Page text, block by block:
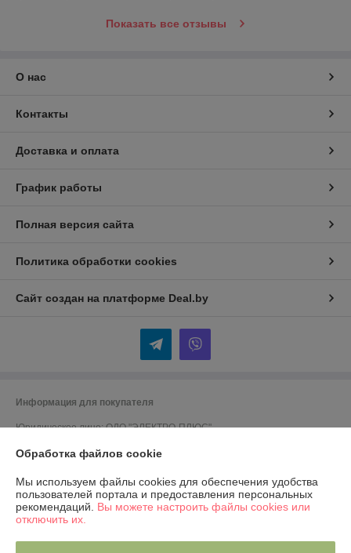
Показать все отзывы
О нас
Контакты
Доставка и оплата
График работы
Полная версия сайта
Политика обработки cookies
Сайт создан на платформе Deal.by
Информация для покупателя
Юридическое лицо:ОДО "ЭЛЕКТРО-ПЛЮС"
Регистрационный номер ЕГР: 590001816
УНП: 590001816
Регистрационный орган: Гродненский городской исполком
Обработка файлов cookie
Мы используем файлы cookies для обеспечения удобства
пользователей портала и предоставления персональных
рекомендаций. Вы можете настроить файлы cookies или
отключить их.